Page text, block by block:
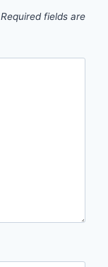
Required fields are